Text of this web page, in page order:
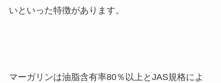
いといった特徴があります。
マーガリンは油脂含有率80％以上とJAS規格によ